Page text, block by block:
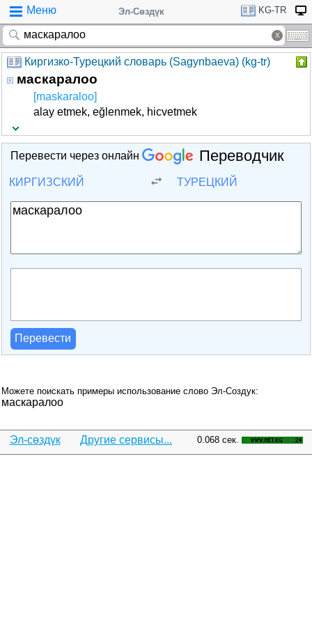
Меню Эл-Сөздүк KG-TR
Киргизко-Турецкий словарь (Sagynbaeva) (kg-tr)
маскаралоо
[maskaraloo]
alay etmek, eğlenmek, hicvetmek
Перевести через онлайн Переводчик
КИРГИЗСКИЙ ТУРЕЦКИЙ
Перевести
Можете поискать примеры использование слово Эл-Создук:
маскаралоо
Эл-сөздүк Другие сервисы... 0.068 сек.